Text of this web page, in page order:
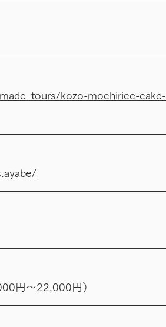
kozo-mochirice-cake-
円～22,000円）